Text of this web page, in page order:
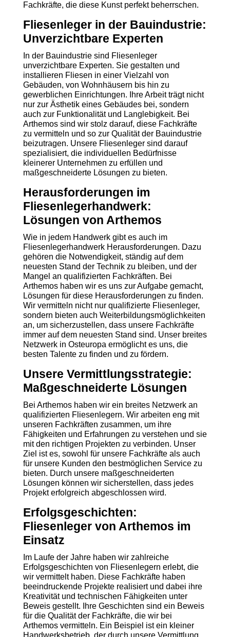
Fachkräfte, die diese Kunst perfekt beherrschen.
Fliesenleger in der Bauindustrie:
Unverzichtbare Experten
In der Bauindustrie sind Fliesenleger
unverzichtbare Experten. Sie gestalten und
installieren Fliesen in einer Vielzahl von
Gebäuden, von Wohnhäusern bis hin zu
gewerblichen Einrichtungen. Ihre Arbeit trägt nicht
nur zur Ästhetik eines Gebäudes bei, sondern
auch zur Funktionalität und Langlebigkeit. Bei
Arthemos sind wir stolz darauf, diese Fachkräfte
zu vermitteln und so zur Qualität der Bauindustrie
beizutragen. Unsere Fliesenleger sind darauf
spezialisiert, die individuellen Bedürfnisse
kleinerer Unternehmen zu erfüllen und
maßgeschneiderte Lösungen zu bieten.
Herausforderungen im
Fliesenlegerhandwerk:
Lösungen von Arthemos
Wie in jedem Handwerk gibt es auch im
Fliesenlegerhandwerk Herausforderungen. Dazu
gehören die Notwendigkeit, ständig auf dem
neuesten Stand der Technik zu bleiben, und der
Mangel an qualifizierten Fachkräften. Bei
Arthemos haben wir es uns zur Aufgabe gemacht,
Lösungen für diese Herausforderungen zu finden.
Wir vermitteln nicht nur qualifizierte Fliesenleger,
sondern bieten auch Weiterbildungsmöglichkeiten
an, um sicherzustellen, dass unsere Fachkräfte
immer auf dem neuesten Stand sind. Unser breites
Netzwerk in Osteuropa ermöglicht es uns, die
besten Talente zu finden und zu fördern.
Unsere Vermittlungsstrategie:
Maßgeschneiderte Lösungen
Bei Arthemos haben wir ein breites Netzwerk an
qualifizierten Fliesenlegern. Wir arbeiten eng mit
unseren Fachkräften zusammen, um ihre
Fähigkeiten und Erfahrungen zu verstehen und sie
mit den richtigen Projekten zu verbinden. Unser
Ziel ist es, sowohl für unsere Fachkräfte als auch
für unsere Kunden den bestmöglichen Service zu
bieten. Durch unsere maßgeschneiderten
Lösungen können wir sicherstellen, dass jedes
Projekt erfolgreich abgeschlossen wird.
Erfolgsgeschichten:
Fliesenleger von Arthemos im
Einsatz
Im Laufe der Jahre haben wir zahlreiche
Erfolgsgeschichten von Fliesenlegern erlebt, die
wir vermittelt haben. Diese Fachkräfte haben
beeindruckende Projekte realisiert und dabei ihre
Kreativität und technischen Fähigkeiten unter
Beweis gestellt. Ihre Geschichten sind ein Beweis
für die Qualität der Fachkräfte, die wir bei
Arthemos vermitteln. Ein Beispiel ist ein kleiner
Handwerksbetrieb, der durch unsere Vermittlung